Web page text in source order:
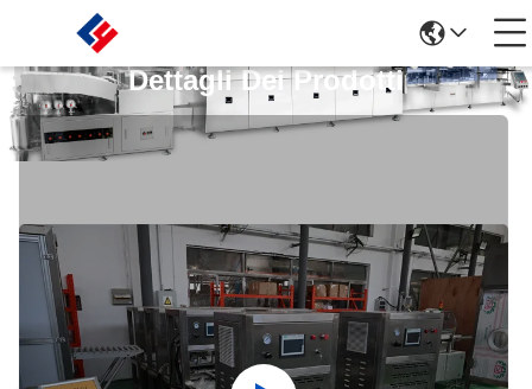
Dettagli Dei Prodotti